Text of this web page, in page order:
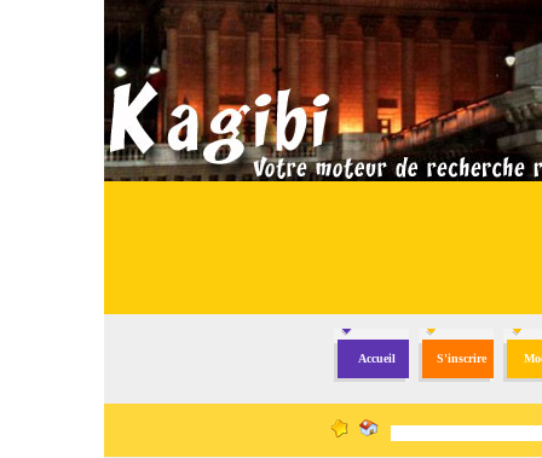
Accueil S'inscrire